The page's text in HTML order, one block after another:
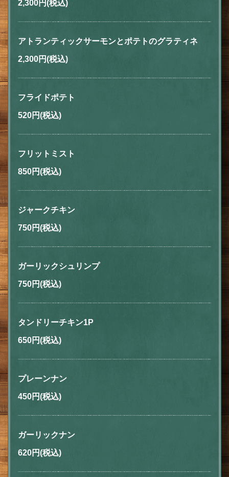
2,300円(税込)
アトランティックサーモンとポテトのグラティネ
2,300円(税込)
フライドポテト
520円(税込)
フリットミスト
850円(税込)
ジャークチキン
750円(税込)
ガーリックシュリンプ
750円(税込)
タンドリーチキン1P
650円(税込)
プレーンナン
450円(税込)
ガーリックナン
620円(税込)
テイクアウト | MARINA&GRILL
エレベーターで２階までお上がりください